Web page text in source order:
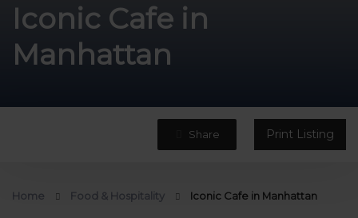
Iconic Cafe in
Manhattan
Share Print Listing
Home Food & Hospitality Iconic Cafe in Manhattan